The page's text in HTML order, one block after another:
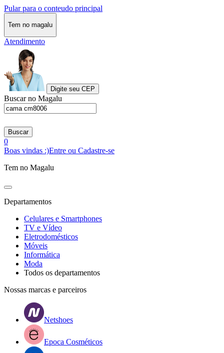
Pular para o conteudo principal
Tem no magalu
Atendimento
Digite seu CEP
Buscar no Magalu
Buscar
0
Boas vindas :)Entre ou Cadastre-se
Tem no Magalu
Departamentos
Celulares e Smartphones
TV e Vídeo
Eletrodomésticos
Móveis
Informática
Moda
Todos os departamentos
Nossas marcas e parceiros
Netshoes
Epoca Cosméticos